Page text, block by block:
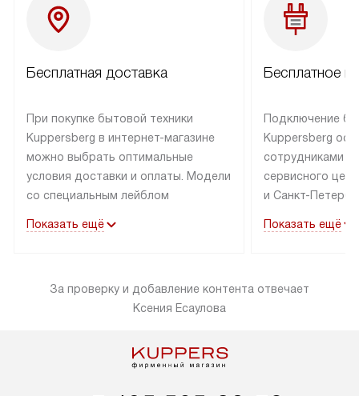
Бесплатная доставка
При покупке бытовой техники
Kuppersberg в интернет-магазине
можно выбрать оптимальные
условия доставки и оплаты. Модели
со специальным лейблом
в пределах МКАД до подъезда,
«в наличии» может быть отправлен
покупателю в течение трех дней.
и другие регионы осуществляется
через транспортную компанию.
Показать ещё
Бесплатное
Подключение
Kuppersberg
сотрудниками
сервисного
и Санкт-
подключается к
за пределы
Показать ещё
За проверку и добавление контента отвечает
Ксения Есаулова